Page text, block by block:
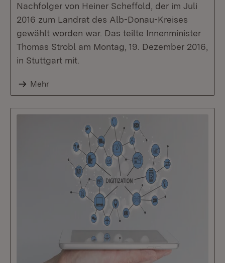
Nachfolger von Heiner Scheffold, der im Juli
2016 zum Landrat des Alb-Donau-Kreises
gewählt worden war. Das teilte Innenminister
Thomas Strobl am Montag, 19. Dezember 2016,
in Stuttgart mit.
Mehr